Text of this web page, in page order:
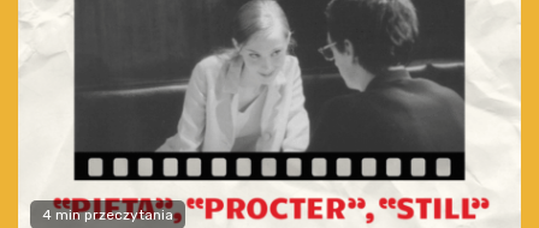
4 min przeczytania